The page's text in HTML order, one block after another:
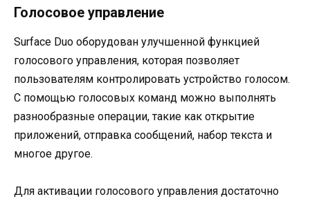
Голосовое управление
Surface Duo оборудован улучшенной функцией
голосового управления, которая позволяет
пользователям контролировать устройство голосом.
С помощью голосовых команд можно выполнять
разнообразные операции, такие как открытие
приложений, отправка сообщений, набор текста и
многое другое.
Для активации голосового управления достаточно